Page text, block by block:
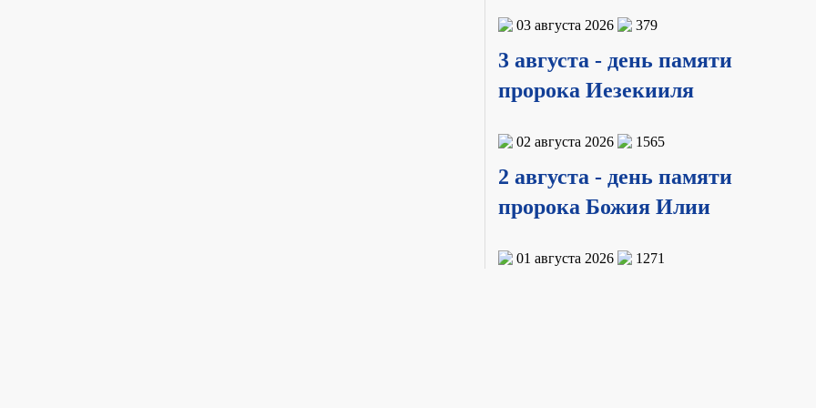
03 августа 2026 379
3 августа - день памяти
пророка Иезекииля
02 августа 2026 1565
2 августа - день памяти
пророка Божия Илии
01 августа 2026 1271